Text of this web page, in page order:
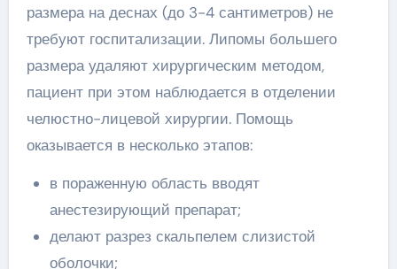
размера на деснах (до 3-4 сантиметров) не
требуют госпитализации. Липомы большего
размера удаляют хирургическим методом,
пациент при этом наблюдается в отделении
челюстно-лицевой хирургии. Помощь
оказывается в несколько этапов:
в пораженную область вводят
анестезирующий препарат;
делают разрез скальпелем слизистой
оболочки;